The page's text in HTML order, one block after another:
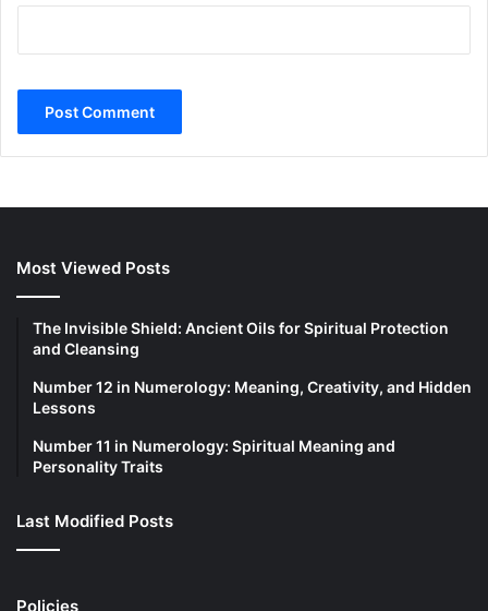
Most Viewed Posts
The Invisible Shield: Ancient Oils for Spiritual Protection
and Cleansing
Number 12 in Numerology: Meaning, Creativity, and Hidden
Lessons
Number 11 in Numerology: Spiritual Meaning and
Personality Traits
Last Modified Posts
Policies